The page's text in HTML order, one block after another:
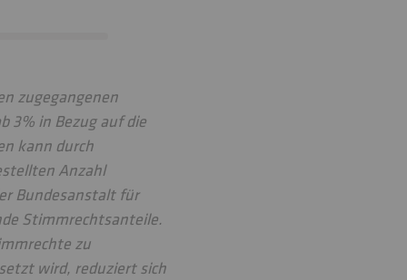
zugegangenen
3% in Bezug auf die
kann durch
Anzahl
Bundesanstalt für
Stimmrechtsanteile.
zu
wird, reduziert sich